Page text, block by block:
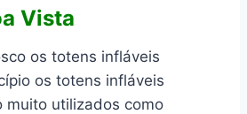
Vista
os totens infláveis
os totens infláveis
muito utilizados como